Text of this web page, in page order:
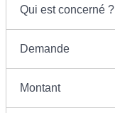
Qui est concerné ?
Demande
Montant